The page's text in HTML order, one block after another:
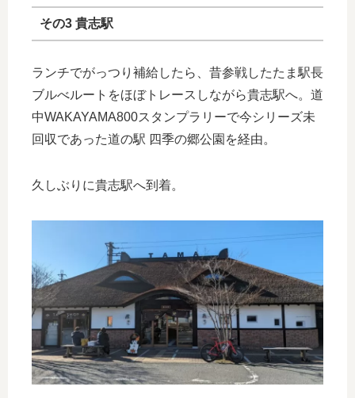
その3 貴志駅
ランチでがっつり補給したら、昔参戦したたま駅長
ブルべルートをほぼトレースしながら貴志駅へ。道
中WAKAYAMA800スタンプラリーで今シリーズ未
回収であった道の駅 四季の郷公園を経由。
久しぶりに貴志駅へ到着。